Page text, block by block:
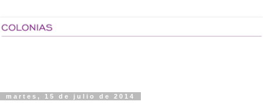
martes, 15 de julio de 2014